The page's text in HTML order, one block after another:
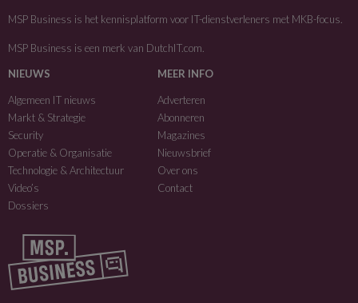
MSP Business is het kennisplatform voor IT-dienstverleners met MKB-focus.
MSP Business is een merk van DutchIT.com
NIEUWS
Algemeen IT nieuws
Markt & Strategie
Security
Operatie & Organisatie
Technologie & Architectuur
Video’s
Dossiers
MEER INFO
Adverteren
Abonneren
Magazines
Nieuwsbrief
Over ons
Contact